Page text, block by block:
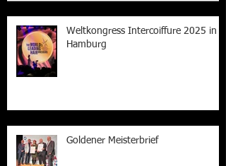
Weltkongress Intercoiffure 2025 in
Hamburg
Goldener Meisterbrief